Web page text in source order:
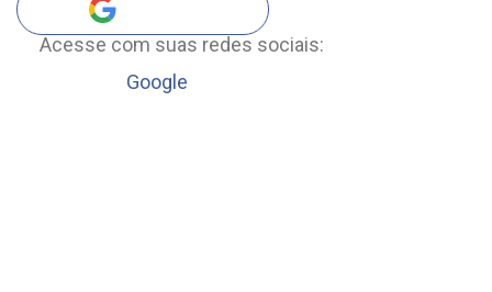
Acesse com suas redes sociais:
Google